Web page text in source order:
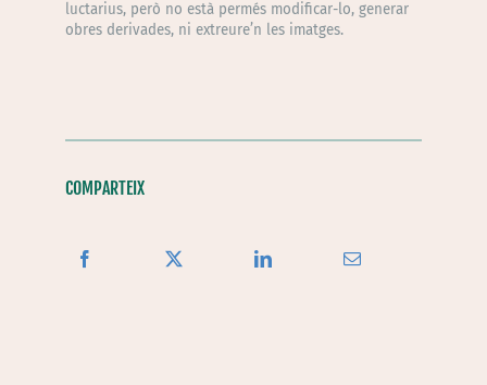
luctarius, però no està permés modificar-lo, generar
obres derivades, ni extreure’n les imatges.
COMPARTEIX